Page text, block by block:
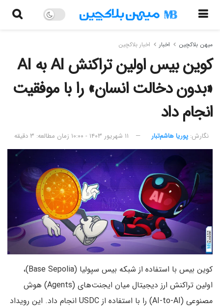
میهن بلاکچین اخبار اخبار بلاکچین
کوین بیس اولین تراکنش AI به AI
«بدون دخالت انسان» را با موفقیت
انجام داد
نگارش:‌ پوریا هاشم‌تبار ۱۱ شهریور ۱۴۰۳ - ۱۰:۰۰ زمان مطالعه: ۳ دقیقه
کوین بیس با استفاده از شبکه بیس سپولیا (Base Sepolia)،
اولین تراکنش‌ ارز دیجیتال میان ایجنت‌های (Agents) هوش
مصنوعی (AI-to-AI) را با استفاده از USDC انجام داد. این رویداد